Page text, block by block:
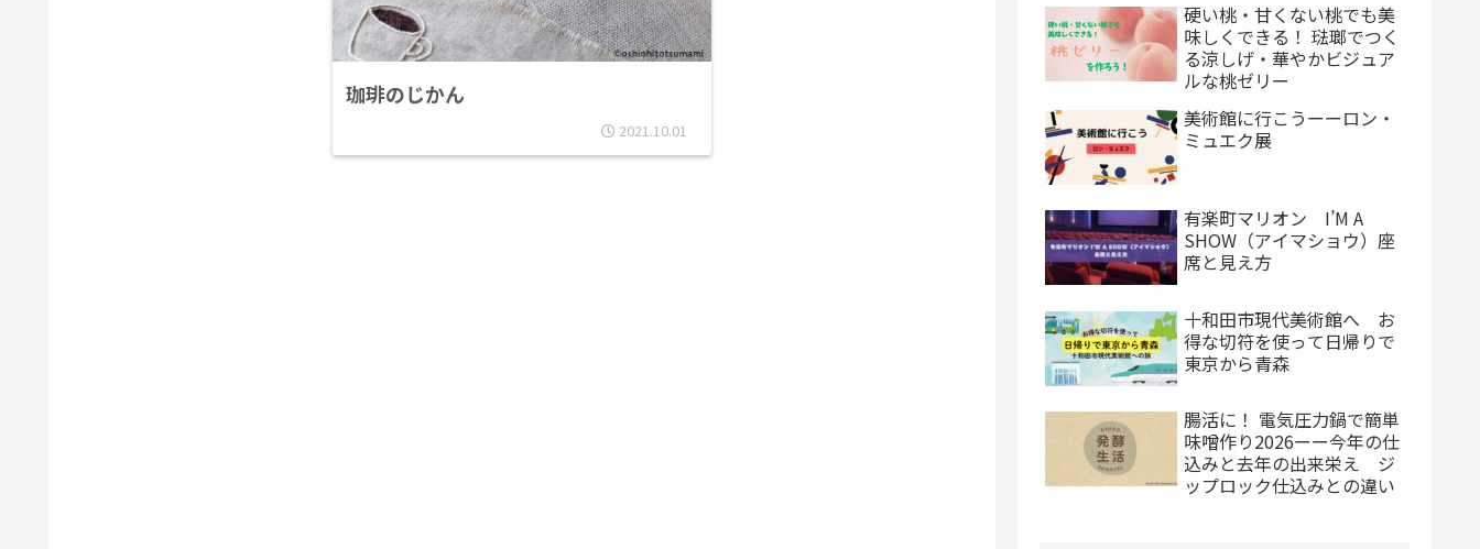
珈琲のじかん
2021.10.01
硬い桃・甘くない桃でも美
味しくできる！ 琺瑯でつく
る涼しげ・華やかビジュア
ルな桃ゼリー
美術館に行こうーーロン・
ミュエク展
有楽町マリオン I’M A
SHOW（アイマショウ）座
席と見え方
十和田市現代美術館へ お
得な切符を使って日帰りで
東京から青森
腸活に！ 電気圧力鍋で簡単
味噌作り2026ーー今年の仕
込みと去年の出来栄え ジ
ップロック仕込みとの違い